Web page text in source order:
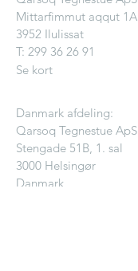
Mittarfimmut aqqut 1A
3952 Ilulissat
T: 299 36 26 91
Se kort
Danmark afdeling:
Qarsoq Tegnestue ApS
Stengade 51B, 1. sal
3000 Helsingør
Danmark